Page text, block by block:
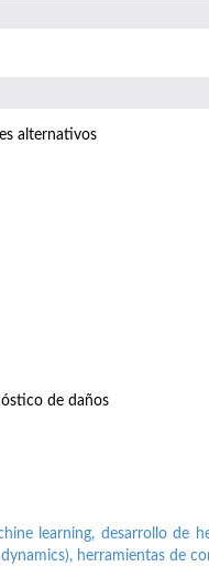
alternativos
de daños
learning, desarrollo de
herramientas de